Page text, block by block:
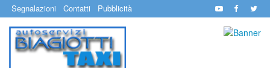
Segnalazioni Contatti Pubblicità